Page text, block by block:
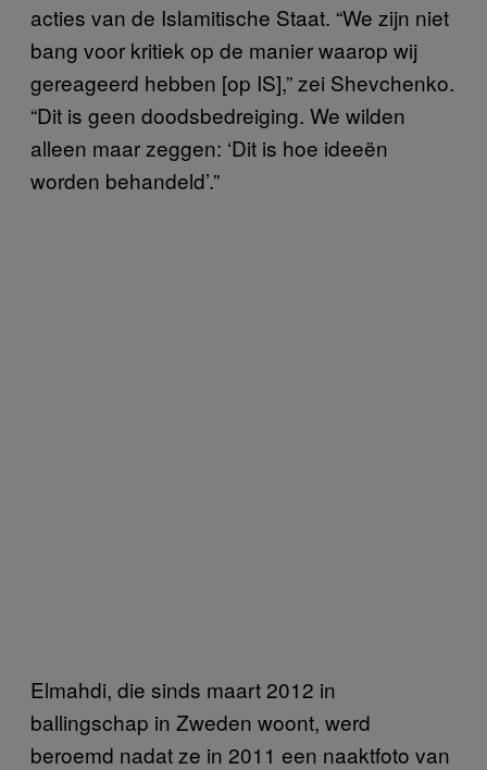
acties van de Islamitische Staat. “We zijn niet
bang voor kritiek op de manier waarop wij
gereageerd hebben [op IS],” zei Shevchenko.
“Dit is geen doodsbedreiging. We wilden
alleen maar zeggen: ‘Dit is hoe ideeën
worden behandeld’.”
Elmahdi, die sinds maart 2012 in
ballingschap in Zweden woont, werd
beroemd nadat ze in 2011 een naaktfoto van